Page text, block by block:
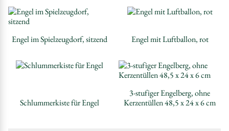
Engel im Spielzeugdorf, sitzend Engel mit Luftballon, rot
Schlummerkiste für Engel
3-stufiger Engelberg, ohne
Kerzentüllen 48,5 x 24 x 6 cm